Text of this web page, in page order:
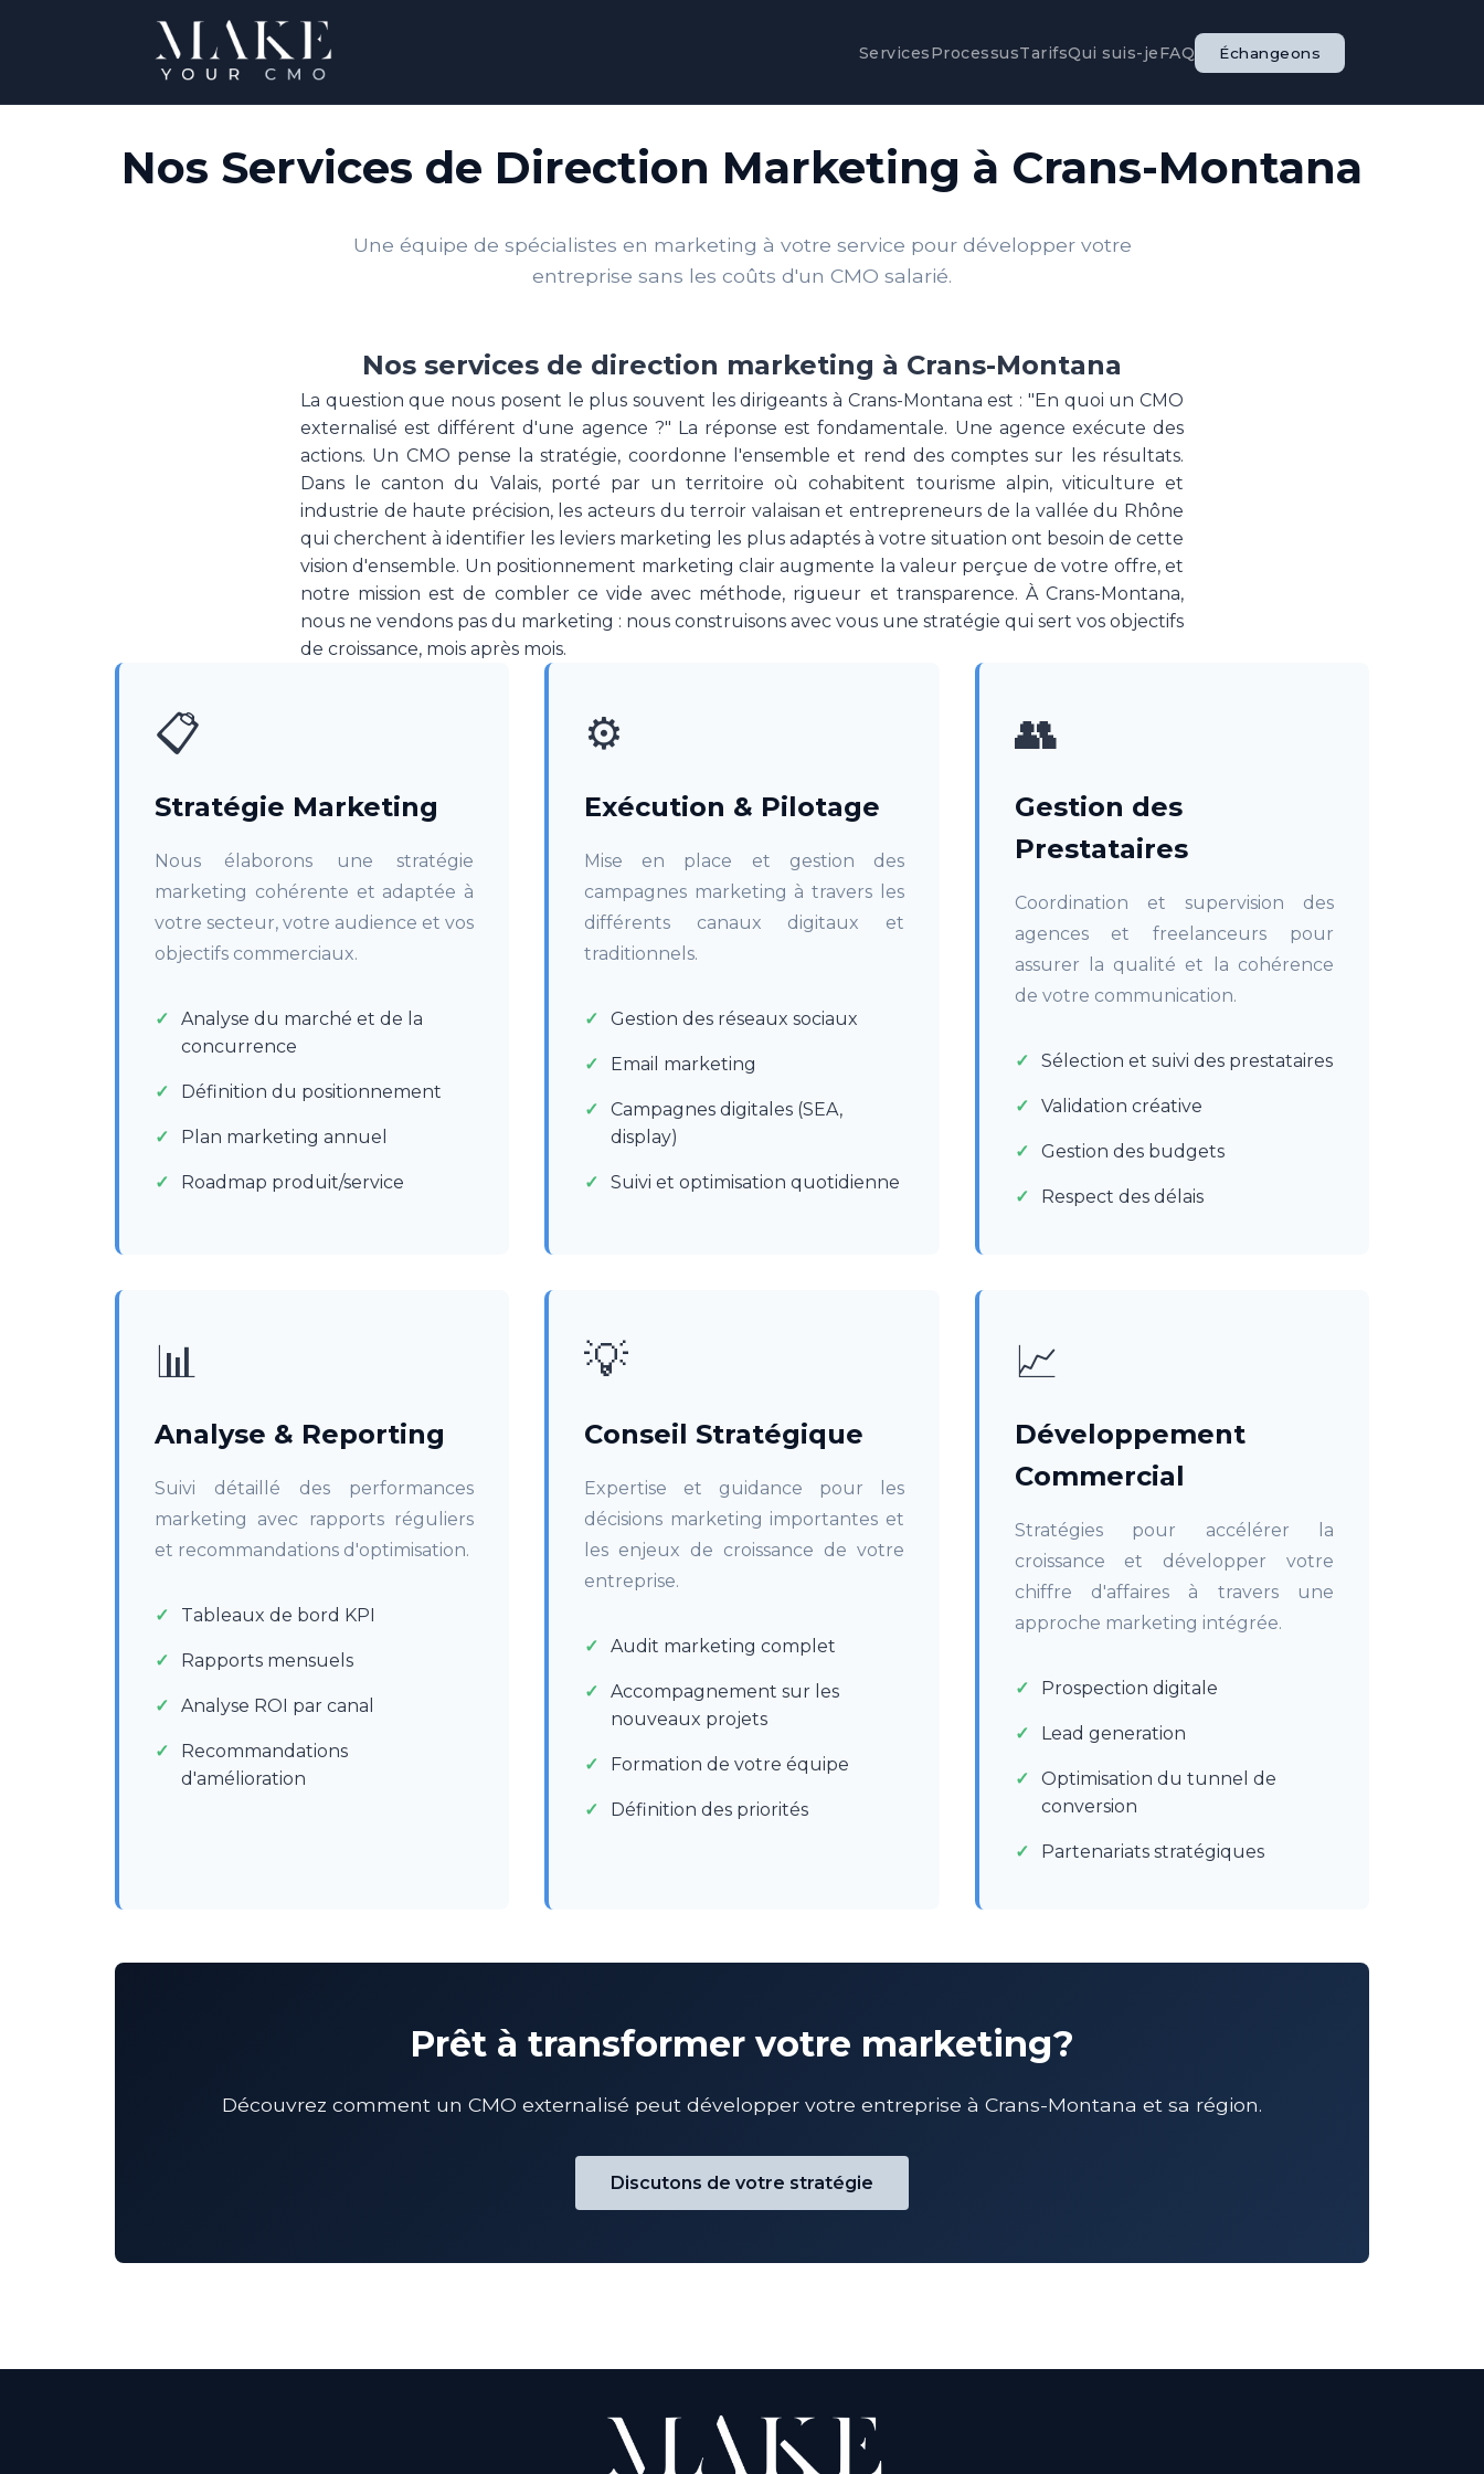
ServicesProcessusTarifsQui suis-jeFAQ Échangeons
Nos Services de Direction Marketing à Crans-Montana
Une équipe de spécialistes en marketing à votre service pour développer votre
entreprise sans les coûts d'un CMO salarié.
Nos services de direction marketing à Crans-Montana
La question que nous posent le plus souvent les dirigeants à Crans-Montana est : "En quoi un CMO
externalisé est différent d'une agence ?" La réponse est fondamentale. Une agence exécute des
actions. Un CMO pense la stratégie, coordonne l'ensemble et rend des comptes sur les résultats.
Dans le canton du Valais, porté par un territoire où cohabitent tourisme alpin, viticulture et
industrie de haute précision, les acteurs du terroir valaisan et entrepreneurs de la vallée du Rhône
qui cherchent à identifier les leviers marketing les plus adaptés à votre situation ont besoin de cette
vision d'ensemble. Un positionnement marketing clair augmente la valeur perçue de votre offre, et
notre mission est de combler ce vide avec méthode, rigueur et transparence. À Crans-Montana,
nous ne vendons pas du marketing : nous construisons avec vous une stratégie qui sert vos objectifs
de croissance, mois après mois.
📋
Stratégie Marketing
Nous élaborons une stratégie
marketing cohérente et adaptée à
votre secteur, votre audience et vos
objectifs commerciaux.
Analyse du marché et de la
concurrence
Définition du positionnement
Plan marketing annuel
Roadmap produit/service
⚙️
Exécution & Pilotage
Mise en place et gestion des
campagnes marketing à travers les
différents canaux digitaux et
traditionnels.
Gestion des réseaux sociaux
Email marketing
Campagnes digitales (SEA,
display)
Suivi et optimisation quotidienne
👥
Gestion des
Prestataires
Coordination et supervision des
agences et freelanceurs pour
assurer la qualité et la cohérence
de votre communication.
Sélection et suivi des prestataires
Validation créative
Gestion des budgets
Respect des délais
📊
Analyse & Reporting
Suivi détaillé des performances
marketing avec rapports réguliers
et recommandations d'optimisation.
Tableaux de bord KPI
Rapports mensuels
Analyse ROI par canal
Recommandations
d'amélioration
💡
Conseil Stratégique
Expertise et guidance pour les
décisions marketing importantes et
les enjeux de croissance de votre
entreprise.
Audit marketing complet
Accompagnement sur les
nouveaux projets
Formation de votre équipe
Définition des priorités
📈
Développement
Commercial
Stratégies pour accélérer la
croissance et développer votre
chiffre d'affaires à travers une
approche marketing intégrée.
Prospection digitale
Lead generation
Optimisation du tunnel de
conversion
Partenariats stratégiques
Prêt à transformer votre marketing?
Découvrez comment un CMO externalisé peut développer votre entreprise à Crans-Montana et sa région.
Discutons de votre stratégie